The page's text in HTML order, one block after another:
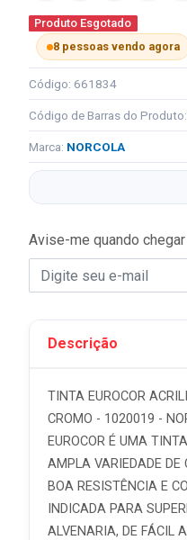
Produto Esgotado
8 pessoas vendo agora
Código: 661834
Código de Barras do
Marca: NORCOLA
Avise-me quando chegar
Descrição
TINTA EUROCOR
CROMO - 1020019 -
EUROCOR É UMA
AMPLA VARIEDADE DE
BOA RESISTÊNCIA E
INDICADA PARA
ALVENARIA, DE FÁCIL